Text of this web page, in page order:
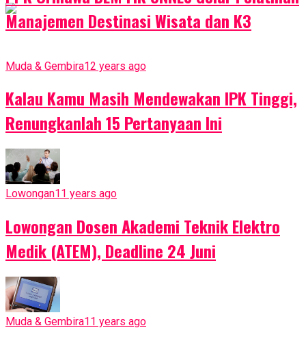
Manajemen Destinasi Wisata dan K3
Muda & Gembira12 years ago
Kalau Kamu Masih Mendewakan IPK Tinggi,
Renungkanlah 15 Pertanyaan Ini
Lowongan11 years ago
Lowongan Dosen Akademi Teknik Elektro
Medik (ATEM), Deadline 24 Juni
Muda & Gembira11 years ago